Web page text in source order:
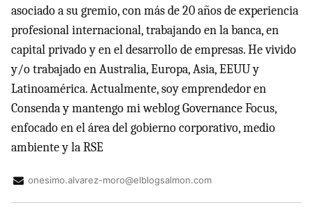
asociado a su gremio, con más de 20 años de experiencia
profesional internacional, trabajando en la banca, en
capital privado y en el desarrollo de empresas. He vivido
y/o trabajado en Australia, Europa, Asia, EEUU y
Latinoamérica. Actualmente, soy emprendedor en
Consenda y mantengo mi weblog Governance Focus,
enfocado en el área del gobierno corporativo, medio
ambiente y la RSE
onesimo.alvarez-moro@elblogsalmon.com